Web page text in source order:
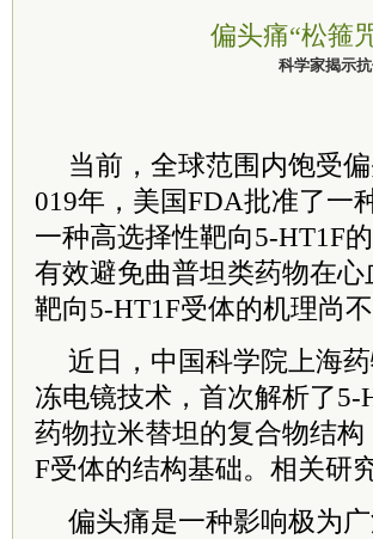
偏头痛“松箍
科学家揭示
当前，全球范围内饱受
019年，美国FDA批准了一
一种高选择性靶向5-HT1F
有效避免曲普坦类药物在
靶向5-HT1F受体的机理尚不
近日，中国科学院上海
冻电镜技术，首次解析了
药物拉米替坦的复合物结
F受体的结构基础。相关研
偏头痛是一种影响极为